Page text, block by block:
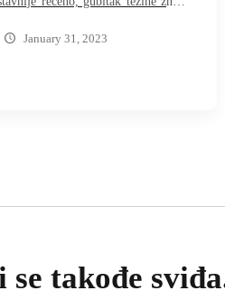
uključiti vežbu u svoju rutinu, jer
vam takođe može pomoći da
January 31, 2023
takođe